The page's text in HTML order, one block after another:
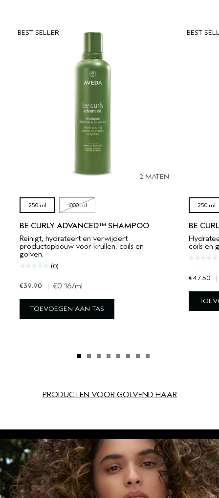
BEST SELLER
2 MATEN
250 ml 1000 ml
BE CURLY ADVANCED™ SHAMPOO
Reinigt, hydrateert en verwijdert
productopbouw voor krullen, coils en
golven.
(0)
€39.90 | €0.16/ml
TOEVOEGEN AAN TAS
BEST
250 ml
BE
coils en
€47.50 |
PRODUCTEN VOOR GOLVEND HAAR